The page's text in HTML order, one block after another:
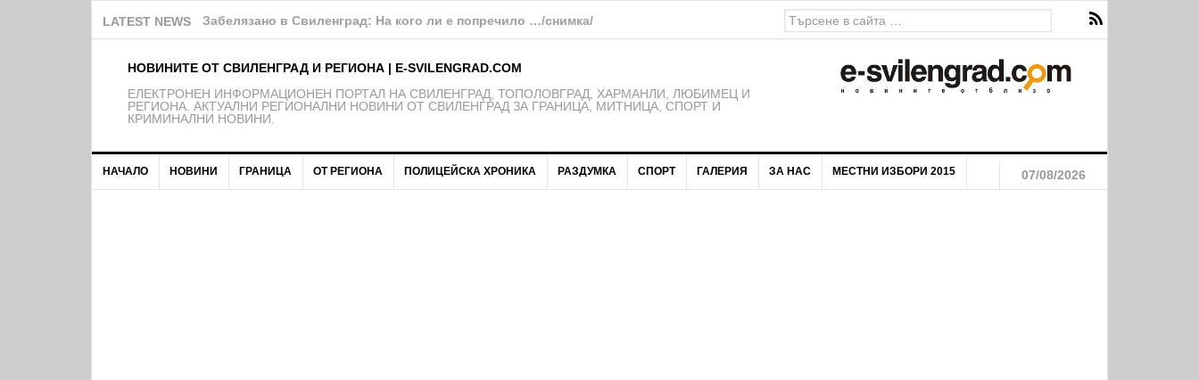
LATEST NEWS Търся жена/семейство за помощ в Свиленград
НОВИНИТЕ ОТ СВИЛЕНГРАД И РЕГИОНА | E-SVILENGRAD.COM
EЛЕКТРОНЕН ИНФОРМАЦИОНЕН ПОРТАЛ НА СВИЛЕНГРАД, ТОПОЛОВГРАД, ХАРМАНЛИ, ЛЮБИМЕЦ И
РЕГИОНА. АКТУАЛНИ РЕГИОНАЛНИ НОВИНИ ОТ СВИЛЕНГРАД ЗА ГРАНИЦА, МИТНИЦА, СПОРТ И
КРИМИНАЛНИ НОВИНИ.
НАЧАЛО НОВИНИ ГРАНИЦА ОТ РЕГИОНА ПОЛИЦЕЙСКА ХРОНИКА РАЗДУМКА СПОРТ ГАЛЕРИЯ ЗА НАС МЕСТНИ ИЗБОРИ 2015 07/08/2026